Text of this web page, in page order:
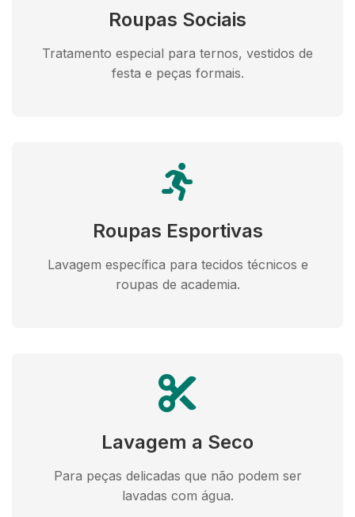
Roupas Sociais
Tratamento especial para ternos, vestidos de
festa e peças formais.
Roupas Esportivas
Lavagem específica para tecidos técnicos e
roupas de academia.
Lavagem a Seco
Para peças delicadas que não podem ser
lavadas com água.